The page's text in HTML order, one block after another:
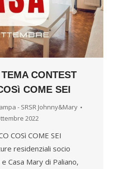
CONTEST
COME SEI
- SRSR Johnny&Mary
2022
COSì COME SEI
residenziali socio
Casa Mary di Paliano,